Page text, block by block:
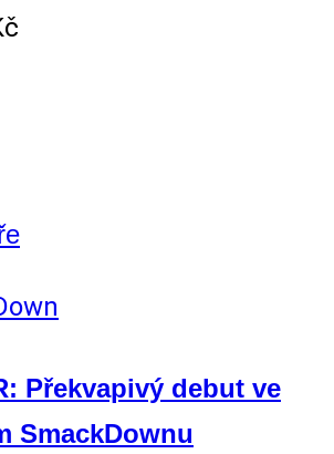
Překvapivý debut ve
SmackDownu